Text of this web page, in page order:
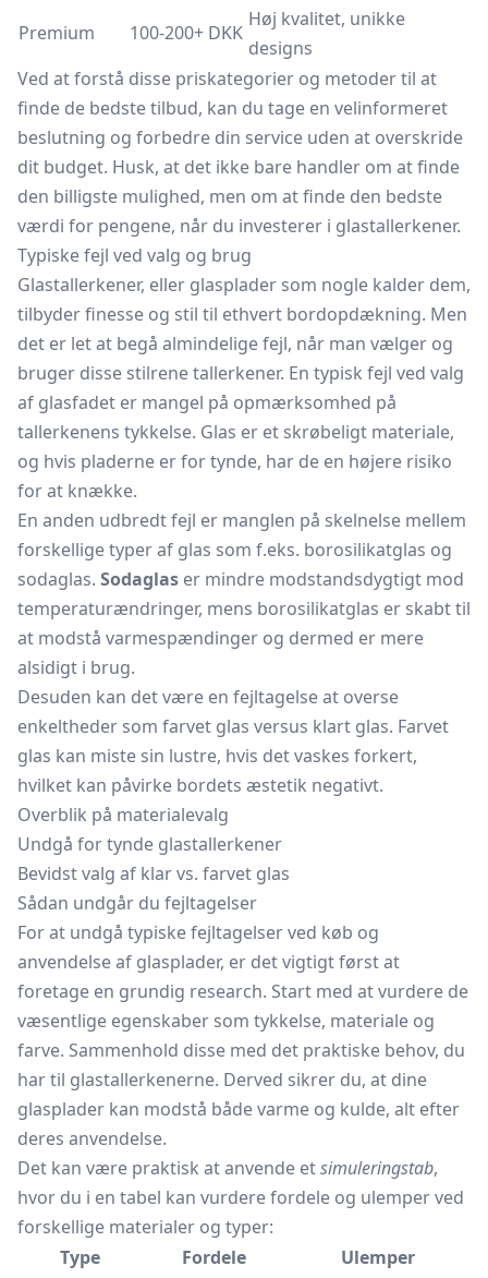
Premium
100-200+ DKK
Høj kvalitet, unikke
designs
Ved at forstå disse priskategorier og metoder til at
finde de bedste tilbud, kan du tage en velinformeret
beslutning og forbedre din service uden at overskride
dit budget. Husk, at det ikke bare handler om at finde
den billigste mulighed, men om at finde den bedste
værdi for pengene, når du investerer i glastallerkener.
Typiske fejl ved valg og brug
Glastallerkener, eller glasplader som nogle kalder dem,
tilbyder finesse og stil til ethvert bordopdækning. Men
det er let at begå almindelige fejl, når man vælger og
bruger disse stilrene tallerkener. En typisk fejl ved valg
af glasfadet er mangel på opmærksomhed på
tallerkenens tykkelse. Glas er et skrøbeligt materiale,
og hvis pladerne er for tynde, har de en højere risiko
for at knække.
En anden udbredt fejl er manglen på skelnelse mellem
forskellige typer af glas som f.eks. borosilikatglas og
sodaglas. Sodaglas er mindre modstandsdygtigt mod
temperaturændringer, mens borosilikatglas er skabt til
at modstå varmespændinger og dermed er mere
alsidigt i brug.
Desuden kan det være en fejltagelse at overse
enkeltheder som farvet glas versus klart glas. Farvet
glas kan miste sin lustre, hvis det vaskes forkert,
hvilket kan påvirke bordets æstetik negativt.
Overblik på materialevalg
Undgå for tynde glastallerkener
Bevidst valg af klar vs. farvet glas
Sådan undgår du fejltagelser
For at undgå typiske fejltagelser ved køb og
anvendelse af glasplader, er det vigtigt først at
foretage en grundig research. Start med at vurdere de
væsentlige egenskaber som tykkelse, materiale og
farve. Sammenhold disse med det praktiske behov, du
har til glastallerkenerne. Derved sikrer du, at dine
glasplader kan modstå både varme og kulde, alt efter
deres anvendelse.
Det kan være praktisk at anvende etsimuleringstab,
hvor du i en tabel kan vurdere fordele og ulemper ved
forskellige materialer og typer:
Type
Fordele
Ulemper